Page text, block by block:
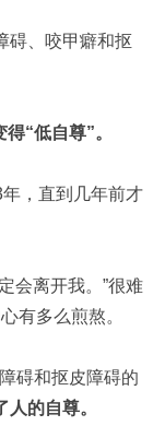
碍、咬甲癖和抠
“低自尊”。
，直到几年前才
会离开我。”很难
有多么煎熬。
碍和抠皮障碍的
的自尊。